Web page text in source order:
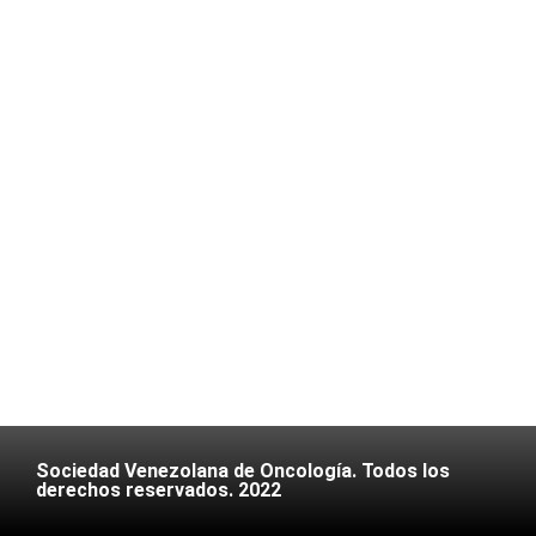
Sociedad Venezolana de Oncología. Todos los
derechos reservados. 2022